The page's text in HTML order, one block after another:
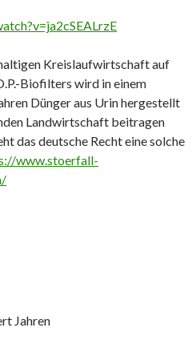
Kreislaufwirtschaft auf
Biofilters wird in einem
Dünger aus Urin hergestellt
Landwirtschaft beitragen
das deutsche Recht eine solche
www.stoerfall-
Jahren